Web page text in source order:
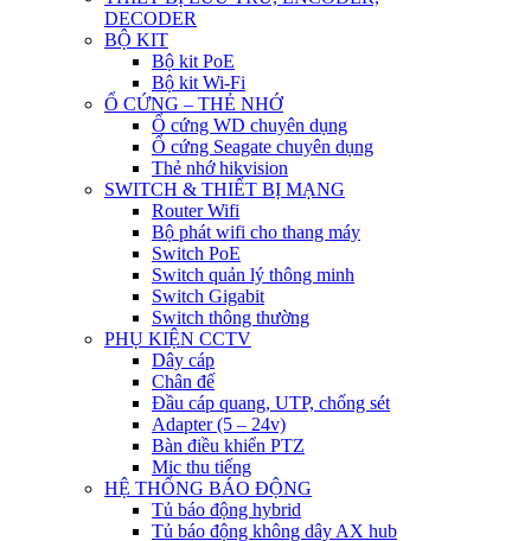
DECODER
BỘ KIT
Bộ kit PoE
Bộ kit Wi-Fi
Ổ CỨNG – THẺ NHỚ
Ổ cứng WD chuyên dụng
Ổ cứng Seagate chuyên dụng
Thẻ nhớ hikvision
SWITCH & THIẾT BỊ MẠNG
Router Wifi
Bộ phát wifi cho thang máy
Switch PoE
Switch quản lý thông minh
Switch Gigabit
Switch thông thường
PHỤ KIỆN CCTV
Dây cáp
Chân đế
Đầu cáp quang, UTP, chống sét
Adapter (5 – 24v)
Bàn điều khiển PTZ
Mic thu tiếng
HỆ THỐNG BÁO ĐỘNG
Tủ báo động hybrid
Tủ báo động không dây AX hub